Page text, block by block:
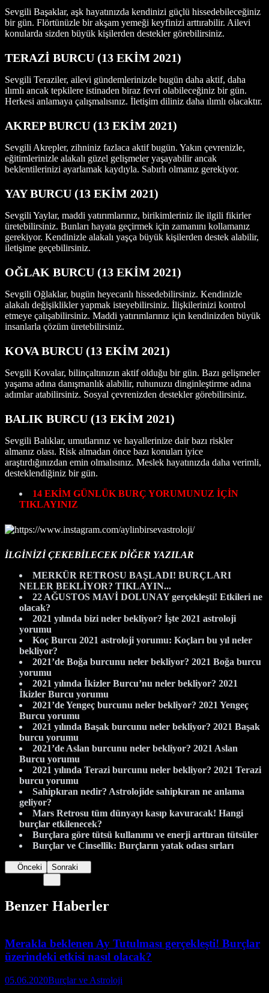
Sevgili Başaklar, aşk hayatınızda kendinizi güçlü hissedebileceğiniz
bir gün. Flörtünüzle bir akşam yemeği keyfinizi arttırabilir. Ailevi
konularda sizden büyük kişilerden destekler görebilirsiniz.
TERAZİ BURCU (13 EKİM 2021)
Sevgili Teraziler, ailevi gündemlerinizde bugün daha aktif, daha
ılımlı ancak tepkilere istinaden biraz fevri olabileceğiniz bir gün.
Herkesi anlamaya çalışmalısınız. İletişim diliniz daha ılımlı olacaktır.
AKREP BURCU (13 EKİM 2021)
Sevgili Akrepler, zihniniz fazlaca aktif bugün. Yakın çevrenizle,
eğitimlerinizle alakalı güzel gelişmeler yaşayabilir ancak
beklentilerinizi ayarlamak kaydıyla. Sabırlı olmanız gerekiyor.
YAY BURCU (13 EKİM 2021)
Sevgili Yaylar, maddi yatırımlarınız, birikimleriniz ile ilgili fikirler
üretebilirsiniz. Bunları hayata geçirmek için zamanını kollamanız
gerekiyor. Kendinizle alakalı yaşça büyük kişilerden destek alabilir,
iletişime geçebilirsiniz.
OĞLAK BURCU (13 EKİM 2021)
Sevgili Oğlaklar, bugün heyecanlı hissedebilirsiniz. Kendinizle
alakalı değişiklikler yapmak isteyebilirsiniz. İlişkilerinizi kontrol
etmeye çalışabilirsiniz. Maddi yatırımlarınız için kendinizden büyük
insanlarla çözüm üretebilirsiniz.
KOVA BURCU (13 EKİM 2021)
Sevgili Kovalar, bilinçaltınızın aktif olduğu bir gün. Bazı gelişmeler
yaşama adına danışmanlık alabilir, ruhunuzu dinginleştirme adına
adımlar atabilirsiniz. Sosyal çevrenizden destekler görebilirsiniz.
BALIK BURCU (13 EKİM 2021)
Sevgili Balıklar, umutlarınız ve hayallerinize dair bazı riskler
almanız olası. Risk almadan önce bazı konuları iyice
araştırdığınızdan emin olmalısınız. Meslek hayatınızda daha verimli,
desteklendiğiniz bir gün.
14 EKİM GÜNLÜK BURÇ YORUMUNUZ İÇİN
TIKLAYINIZ
İLGİNİZİ ÇEKEBİLECEK DİĞER YAZILAR
MERKÜR RETROSU BAŞLADI! BURÇLARI
NELER BEKLİYOR? TIKLAYIN...
22 AĞUSTOS MAVİ DOLUNAY gerçekleşti! Etkileri ne
olacak?
2021 yılında bizi neler bekliyor? İşte 2021 astroloji
yorumu
Koç Burcu 2021 astroloji yorumu: Koçları bu yıl neler
bekliyor?
2021’de Boğa burcunu neler bekliyor? 2021 Boğa burcu
yorumu
2021 yılında İkizler Burcu’nu neler bekliyor? 2021
İkizler Burcu yorumu
2021’de Yengeç burcunu neler bekliyor? 2021 Yengeç
Burcu yorumu
2021 yılında Başak burcunu neler bekliyor? 2021 Başak
burcu yorumu
2021’de Aslan burcunu neler bekliyor? 2021 Aslan
Burcu yorumu
2021 yılında Terazi burcunu neler bekliyor? 2021 Terazi
burcu yorumu
Sahipkıran nedir? Astrolojide sahipkıran ne anlama
geliyor?
Mars Retrosu tüm dünyayı kasıp kavuracak! Hangi
burçlar etkilenecek?
Burçlara göre tütsü kullanımı ve enerji arttıran tütsüler
Burçlar ve Cinsellik: Burçların yatak odası sırları
Önceki Sonraki
Benzer Haberler
Merakla beklenen Ay Tutulması gerçekleşti! Burçlar
üzerindeki etkisi nasıl olacak?
05.06.2020Burçlar ve Astroloji